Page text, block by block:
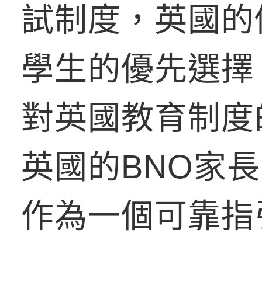
試制度，英國
學生的優先選
對英國教育制
英國的BNO家
作為一個可靠